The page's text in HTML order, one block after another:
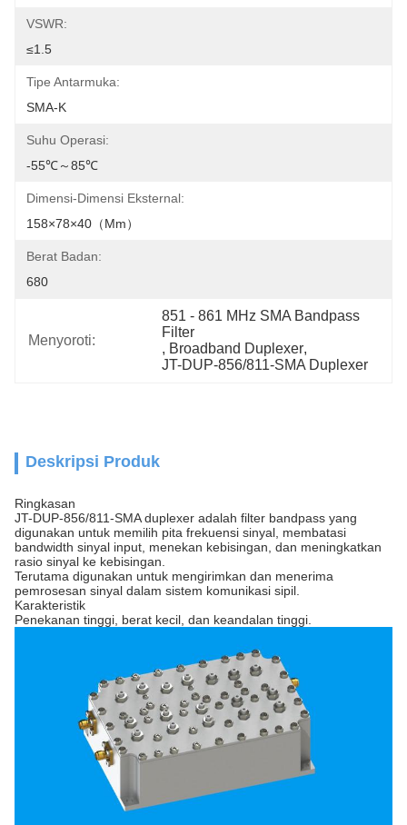
VSWR:
≤1.5
Tipe Antarmuka:
SMA-K
Suhu Operasi:
-55℃～85℃
Dimensi-Dimensi Eksternal:
158×78×40（mm）
Berat Badan:
680
Menyoroti:
851 - 861 MHz SMA Bandpass
Filter
, Broadband Duplexer,
JT-DUP-856/811-SMA Duplexer
Deskripsi Produk
Ringkasan
JT-DUP-856/811-SMA duplexer adalah filter bandpass yang
digunakan untuk memilih pita frekuensi sinyal, membatasi
bandwidth sinyal input, menekan kebisingan, dan meningkatkan
rasio sinyal ke kebisingan.
Terutama digunakan untuk mengirimkan dan menerima
pemrosesan sinyal dalam sistem komunikasi sipil.
Karakteristik
Penekanan tinggi, berat kecil, dan keandalan tinggi.